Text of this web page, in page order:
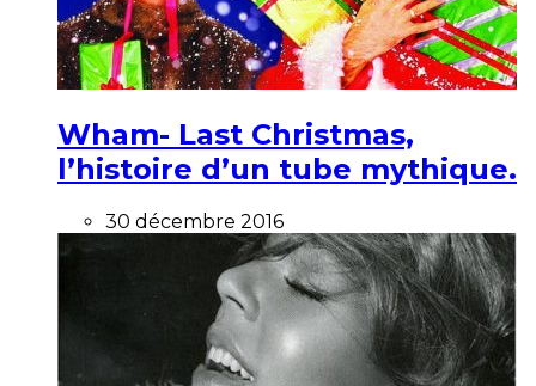
Wham- Last Christmas,
l’histoire d’un tube mythique.
30 décembre 2016